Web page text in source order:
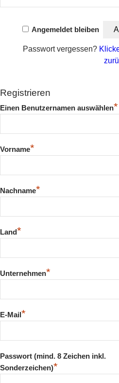
Angemeldet bleiben
Passwort vergessen?
Registrieren
Einen Benutzernamen auswählen*
Vorname*
Nachname*
Land*
Unternehmen*
E-Mail*
Passwort (mind. 8 Zeichen inkl.
Sonderzeichen)*